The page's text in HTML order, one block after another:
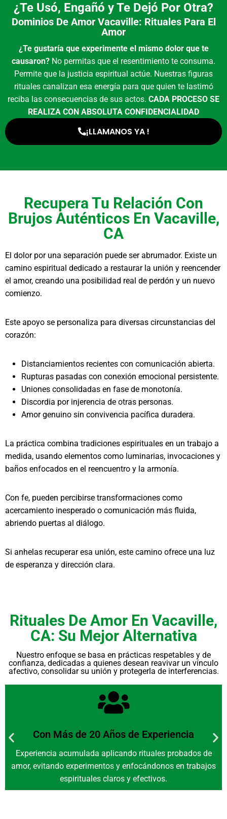
¿Te Usó, Engañó y Te Dejó Por Otra?
Dominios De Amor Vacaville: Rituales Para El
Amor
¿Te gustaría que experimente el mismo dolor que te
causaron? No permitas que el resentimiento te consuma.
Permite que la justicia espiritual actúe. Nuestras figuras
rituales canalizan esa energía para que quien te lastimó
reciba las consecuencias de sus actos. CADA PROCESO SE
REALIZA CON ABSOLUTA CONFIDENCIALIDAD
¡LLAMANOS YA !
Recupera Tu Relación Con
Brujos Auténticos En Vacaville,
CA
El dolor por una separación puede ser abrumador. Existe un
camino espiritual dedicado a restaurar la unión y reencender
el amor, creando una posibilidad real de perdón y un nuevo
comienzo.
Este apoyo se personaliza para diversas circunstancias del
corazón:
Distanciamientos recientes con comunicación abierta.
Rupturas pasadas con conexión emocional persistente.
Uniones consolidadas en fase de monotonía.
Discordia por injerencia de otras personas.
Amor genuino sin convivencia pacífica duradera.
La práctica combina tradiciones espirituales en un trabajo a
medida, usando elementos como luminarias, invocaciones y
baños enfocados en el reencuentro y la armonía.
Con fe, pueden percibirse transformaciones como
acercamiento inesperado o comunicación más fluida,
abriendo puertas al diálogo.
Si anhelas recuperar esa unión, este camino ofrece una luz
de esperanza y dirección clara.
Rituales De Amor En Vacaville,
CA: Su Mejor Alternativa
Nuestro enfoque se basa en prácticas respetables y de
confianza, dedicadas a quienes desean reavivar un vínculo
afectivo, consolidar su unión y protegerla de interferencias.
Con Más de 20 Años de Experiencia
Experiencia acumulada aplicando rituales probados de
amor, evitando experimentos y enfocándonos en trabajos
espirituales claros y efectivos.